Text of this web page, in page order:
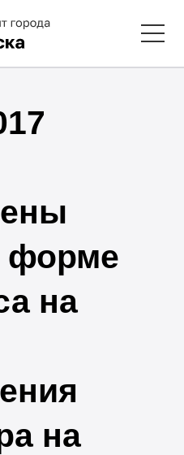
форме
на
на